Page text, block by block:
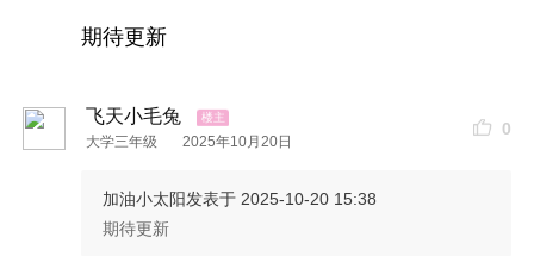
她的间隙，订了个晚餐的位置。
很朴素的姑娘伢，也确实老实，老实到我不说话不
带了点私人问题，对方 全程不提及我的任何信息，
时间差不多，提出吃了
期待更新
飞天小毛兔
大学三年级 2025年10月20日
0
加油小太阳发表于 2025-10-20 15:38
期待更新